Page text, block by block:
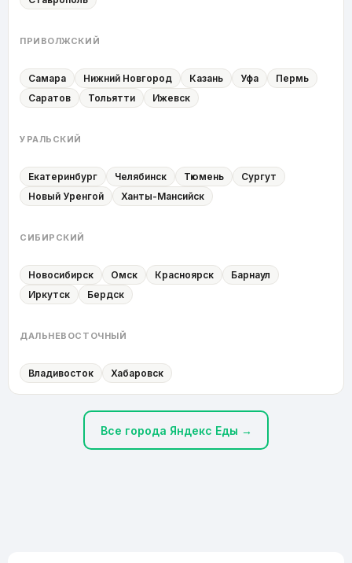
ПРИВОЛЖСКИЙ
Самара Нижний Новгород Казань Уфа
Пермь
Саратов
Тольятти Ижевск
УРАЛЬСКИЙ
Екатеринбург Челябинск Тюмень
Сургут
Новый Уренгой
Ханты-Мансийск
СИБИРСКИЙ
Новосибирск Омск Красноярск
Барнаул
Иркутск
Бердск
ДАЛЬНЕВОСТОЧНЫЙ
Владивосток Хабаровск
Все города Яндекс Еды →